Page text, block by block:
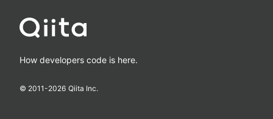
How developers code is here.
© 2011-2026 Qiita Inc.